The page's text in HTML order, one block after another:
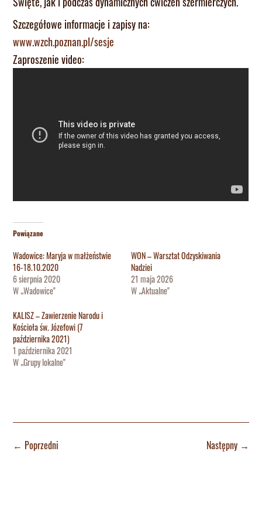
Szczegółowe informacje i zapisy na:
www.wzch.poznan.pl/sesje
Zaproszenie video:
Powiązane
Wadowice: Maryja w małżeństwie
16-18.10.2020
6 sierpnia 2020
W „Wadowice"
WON – Warsztat Odzyskiwania
Nadziei
21 maja 2026
W „Aktualne"
KALISZ – Zawierzenie Narodu i
Kościoła św. Józefowi (7
października 2021)
1 października 2021
W „Grupy lokalne"
← Poprzedni Następny→